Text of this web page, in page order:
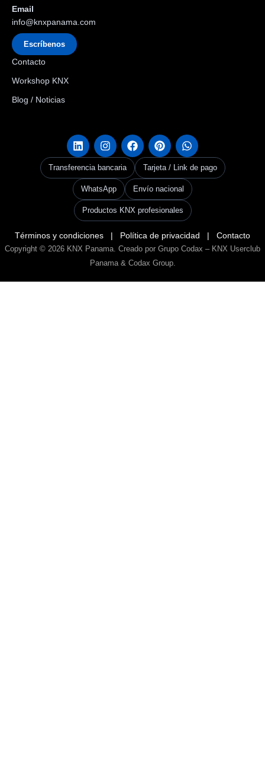
Email
info@knxpanama.com
Escríbenos
Contacto
Workshop KNX
Blog / Noticias
Transferencia bancaria Tarjeta / Link de pago
WhatsApp Envío nacional
Productos KNX profesionales
Términos y condiciones | Política de privacidad | Contacto
Copyright © 2026 KNX Panama. Creado por Grupo Codax – KNX Userclub
Panama & Codax Group.